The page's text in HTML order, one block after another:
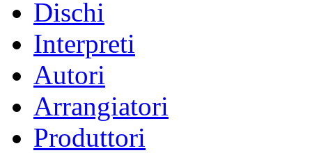
Dischi
Interpreti
Autori
Arrangiatori
Produttori